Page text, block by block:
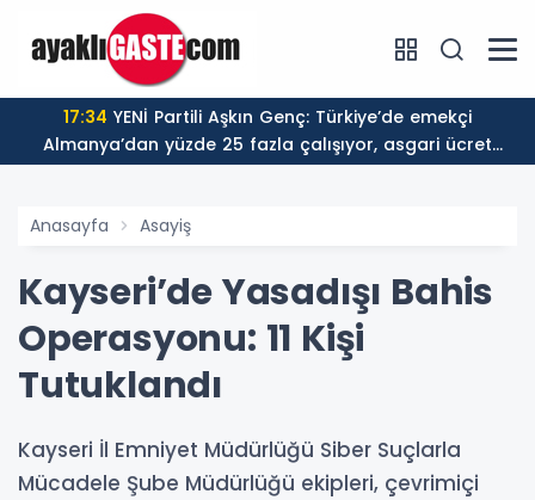
17:34
Almanya’dan yüzde 25 fazla çalışıyor, asgari ücret
ayın 18 gününe yetiyor
Anasayfa Asayiş
Kayseri’de Yasadışı Bahis
Operasyonu: 11 Kişi
Tutuklandı
Kayseri İl Emniyet Müdürlüğü Siber Suçlarla
Mücadele Şube Müdürlüğü ekipleri, çevrimiçi